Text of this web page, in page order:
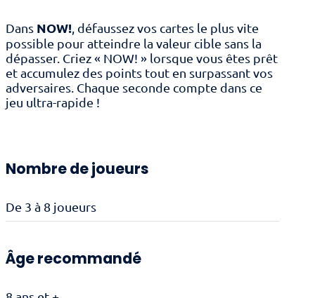
Dans NOW! , défaussez vos cartes le plus vite
possible pour atteindre la valeur cible sans la
dépasser. Criez « NOW! » lorsque vous êtes prêt
et accumulez des points tout en surpassant vos
adversaires. Chaque seconde compte dans ce
jeu ultra-rapide !
Nombre de joueurs
De 3 à 8 joueurs
Âge recommandé